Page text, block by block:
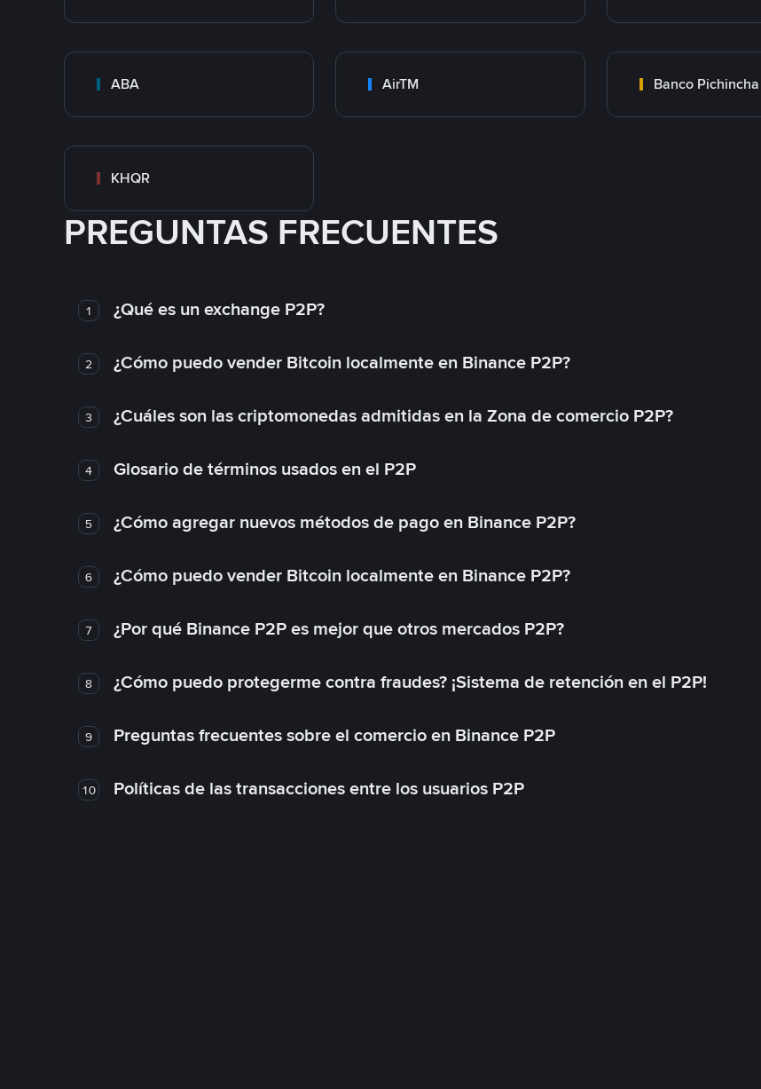
ABA AirTM Banco Pichincha
KHQR
PREGUNTAS FRECUENTES
1 ¿Qué es un exchange P2P?
2 ¿Cómo puedo vender Bitcoin localmente en Binance P2P?
3 ¿Cuáles son las criptomonedas admitidas en la Zona de comercio P2P?
4 Glosario de términos usados en el P2P
5 ¿Cómo agregar nuevos métodos de pago en Binance P2P?
6 ¿Cómo puedo vender Bitcoin localmente en Binance P2P?
7 ¿Por qué Binance P2P es mejor que otros mercados P2P?
8 ¿Cómo puedo protegerme contra fraudes? ¡Sistema de retención en el P2P!
9 Preguntas frecuentes sobre el comercio en Binance P2P
10 Políticas de las transacciones entre los usuarios P2P